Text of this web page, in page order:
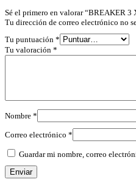
Sé el primero en valorar “BREAKER 3
Tu dirección de correo electrónico no
Tu puntuación *
Tu valoración *
Nombre *
Correo electrónico *
Guardar mi nombre, correo